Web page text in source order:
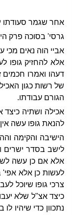
אחר שגמר סעודתו
גרסי' בסוכה פרק
אביי הוה נאים מכי
אלא להחזיק גופו
דעהו ואמרו חכמים
של רשות כגון
הגורם עבודתו.
אכילה ושתיה
להנאת גופו עשה
הישיבה והקימה
לישב בסדר ישרים
אלא אם כן עשה
לעשות כן אלא אפי'
צרכי גופו שיוכל
כיצד אצ"ל שלא
נתכוון כדי שיהיו